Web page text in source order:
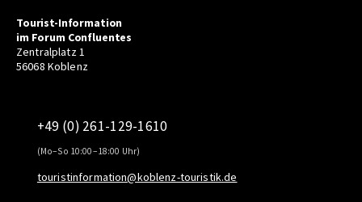
Tourist-Information
im Forum Confluentes
Zentralplatz 1
56068 Koblenz
+49 (0) 261-129-1610
(Mo–So 10:00–18:00 Uhr)
touristinformation@koblenz-touristik.de